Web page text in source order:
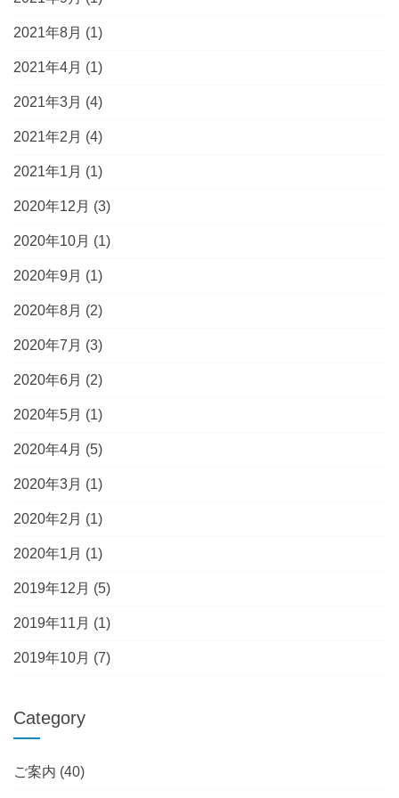
2021年8月 (1)
2021年4月 (1)
2021年3月 (4)
2021年2月 (4)
2021年1月 (1)
2020年12月 (3)
2020年10月 (1)
2020年9月 (1)
2020年8月 (2)
2020年7月 (3)
2020年6月 (2)
2020年5月 (1)
2020年4月 (5)
2020年3月 (1)
2020年2月 (1)
2020年1月 (1)
2019年12月 (5)
2019年11月 (1)
2019年10月 (7)
Category
ご案内 (40)